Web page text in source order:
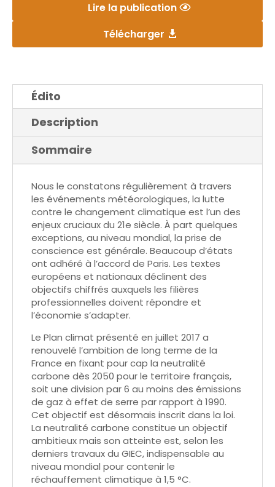
Lire la publication
Télécharger
Édito
Description
Sommaire
Nous le constatons régulièrement à travers
les événements météorologiques, la lutte
contre le changement climatique est l’un des
enjeux cruciaux du 21e siècle. À part quelques
exceptions, au niveau mondial, la prise de
conscience est générale. Beaucoup d’états
ont adhéré à l’accord de Paris. Les textes
européens et nationaux déclinent des
objectifs chiffrés auxquels les filières
professionnelles doivent répondre et
l’économie s’adapter.
Le Plan climat présenté en juillet 2017 a
renouvelé l’ambition de long terme de la
France en fixant pour cap la neutralité
carbone dès 2050 pour le territoire français,
soit une division par 6 au moins des émissions
de gaz à effet de serre par rapport à 1990.
Cet objectif est désormais inscrit dans la loi.
La neutralité carbone constitue un objectif
ambitieux mais son atteinte est, selon les
derniers travaux du GIEC, indispensable au
niveau mondial pour contenir le
réchauffement climatique à 1,5 °C.